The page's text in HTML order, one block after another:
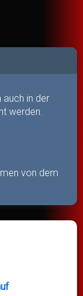
auch in der
werden.
von dem